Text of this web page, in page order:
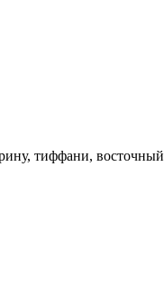
тиффани, восточный